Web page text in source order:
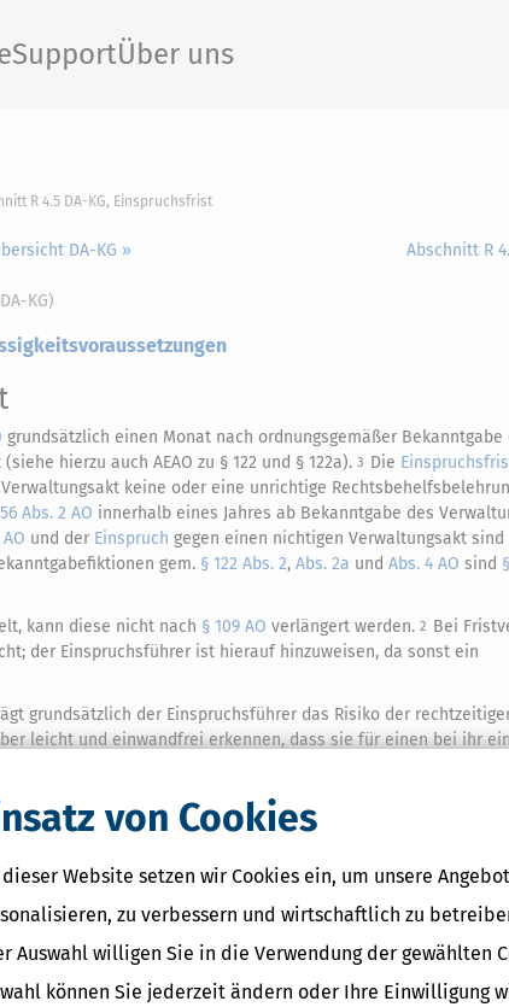
von Cookies
Website setzen wir Cookies ein, um unsere
zu verbessern und wirtschaftlich zu
Auswahl willigen Sie in die Verwendung der gewählten
können Sie jederzeit ändern oder Ihre Einwilligung
SupportÜber uns
R 4.5 DA-KG, Einspruchsfrist
DA-KG »
Abschnitt R
KG)
grundsätzlich einen Monat nach ordnungsgemäßer Bekanntgabe
hierzu auch AEAO zu § 122 und § 122a). 3 Die
keine oder eine unrichtige
Abs. 2 AO innerhalb eines Jahres ab Bekanntgabe des
und der Einspruch gegen einen nichtigen Verwaltungsakt
gem. § 122 Abs. 2, Abs. 2a und Abs. 4 AO sind
kann diese nicht nach § 109 AO verlängert werden. 2 Bei
der Einspruchsführer ist hierauf hinzuweisen, da sonst ein
grundsätzlich der Einspruchsführer das Risiko der
leicht und einwandfrei erkennen, dass sie für einen bei ihr
Begriffe